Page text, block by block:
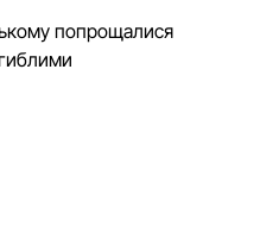
попрощалися